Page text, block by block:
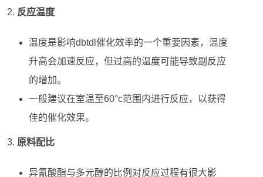
反应温度
温度是影响dbtdl催化效率的一个重要因素，温度
升高会加速反应，但过高的温度可能导致副反应
的增加。
一般建议在室温至60°c范围内进行反应，以获得
佳的催化效果。
原料配比
异氰酸酯与多元醇的比例对反应过程有很大影